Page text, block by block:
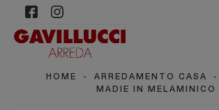
HOME - ARREDAMENTO CASA -
MADIE IN MELAMINICO